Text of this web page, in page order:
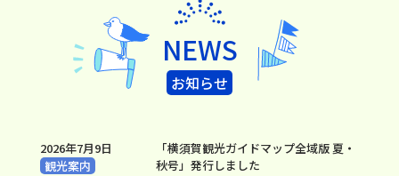
NEWS
お知らせ
2026年7月9日
「横須賀観光ガイドマップ全域版 夏・
秋号」発行しました
観光案内